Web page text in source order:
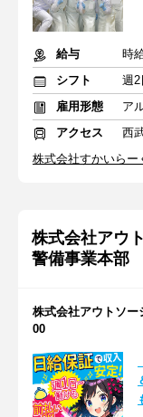
給与
時
シフト
雇用形態
ア
アクセス
西
株式会社すかいらー
株式会社アウ
警備事業本部
株式会社アウトソー
00